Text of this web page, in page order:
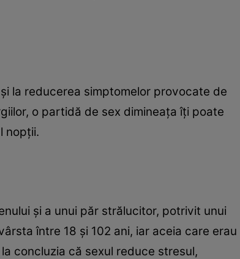
la reducerea simptomelor provocate de
o partidă de sex dimineaţa îţi poate
nopţii.
şi a unui păr strălucitor, potrivit unui
între 18 şi 102 ani, iar aceia care erau
concluzia că sexul reduce stresul,